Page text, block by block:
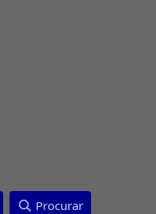
Procurar